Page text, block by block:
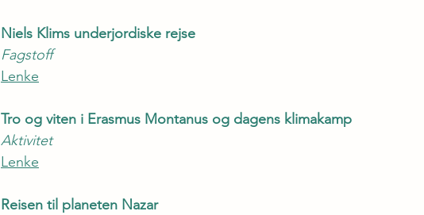
Niels Klims underjordiske rejse
Fagstoff
Lenke
Tro og viten i Erasmus Montanus og dagens klimakamp
Aktivitet
Lenke
Reisen til planeten Nazar